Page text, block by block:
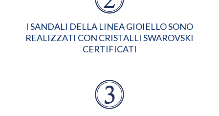
I SANDALI DELLA LINEA GIOIELLO SONO
REALIZZATI CON CRISTALLI SWAROVSKI
CERTIFICATI